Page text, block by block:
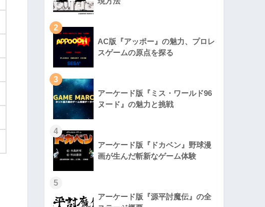
2
AC版『アッポー』の魅力、プロレ
スゲームの原点を探る
3
アーケード版『ミス・ワールド96
ヌード』の魅力と挑戦
4
アーケード版『ドカベン』野球漫
画が生んだ斬新なゲーム体験
5
アーケード版『源平討魔伝』の全